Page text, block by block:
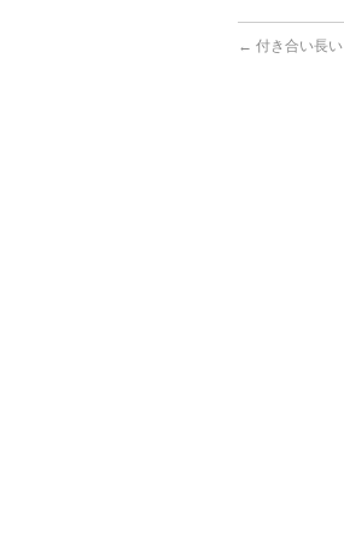
← 付き合い長い